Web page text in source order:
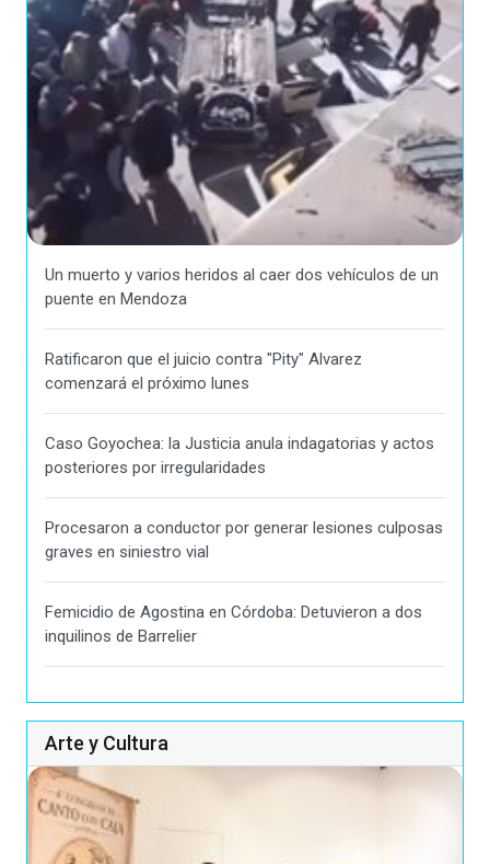
Un muerto y varios heridos al caer dos vehículos de un
puente en Mendoza
Ratificaron que el juicio contra "Pity" Alvarez
comenzará el próximo lunes
Caso Goyochea: la Justicia anula indagatorias y actos
posteriores por irregularidades
Procesaron a conductor por generar lesiones culposas
graves en siniestro vial
Femicidio de Agostina en Córdoba: Detuvieron a dos
inquilinos de Barrelier
Arte y Cultura